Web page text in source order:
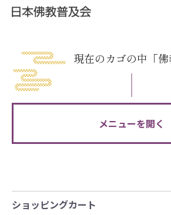
現在のカゴの中「佛
メニューを開く
ショッピングカート